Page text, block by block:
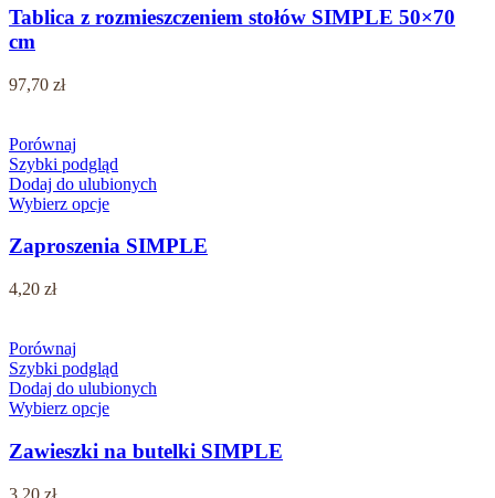
Tablica z rozmieszczeniem stołów SIMPLE 50×70
cm
97,70 zł
Porównaj
Szybki podgląd
Dodaj do ulubionych
Wybierz opcje
Zaproszenia SIMPLE
4,20 zł
Porównaj
Szybki podgląd
Dodaj do ulubionych
Wybierz opcje
Zawieszki na butelki SIMPLE
3,20 zł